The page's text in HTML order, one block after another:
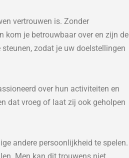
vertrouwen is. Zonder
kom je betrouwbaar over en zijn de
zodat je uw doelstellingen
over hun activiteiten en
dat vroeg of laat zij ook geholpen
andere persoonlijkheid te spelen.